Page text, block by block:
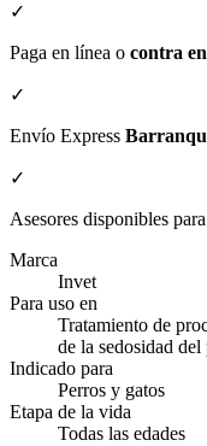
✓
Paga en línea o contra
✓
Envío Express
✓
Asesores disponibles
Marca
Invet
Para uso en
Tratamiento de
de la sedosidad del
Indicado para
Perros y gatos
Etapa de la vida
Todas las edades